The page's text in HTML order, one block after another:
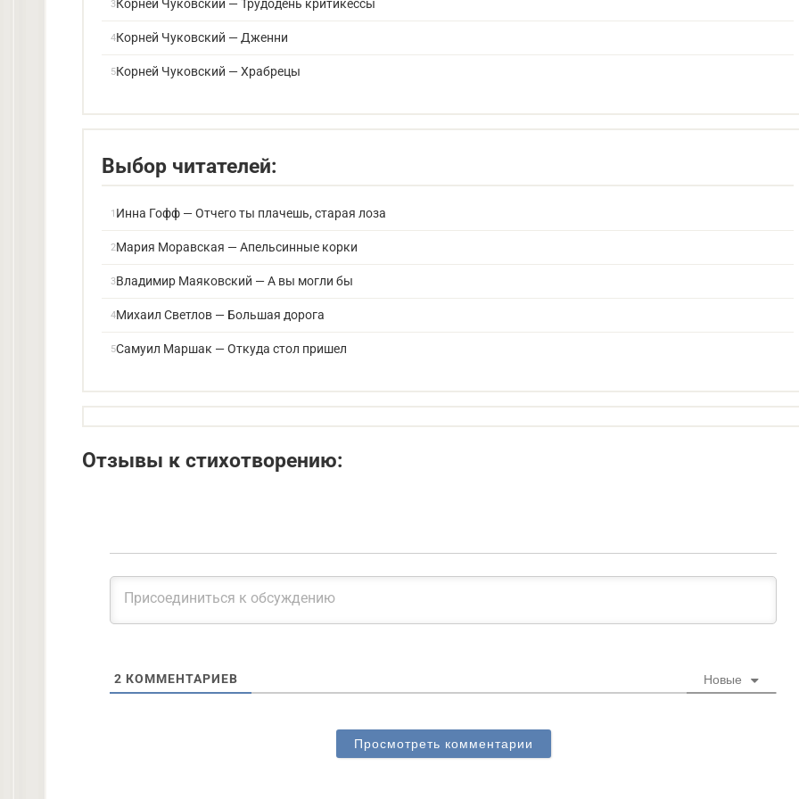
Корней Чуковский — Трудодень критикессы
Корней Чуковский — Дженни
Корней Чуковский — Храбрецы
Выбор читателей:
Инна Гофф — Отчего ты плачешь, старая лоза
Мария Моравская — Апельсинные корки
Владимир Маяковский — А вы могли бы
Михаил Светлов — Большая дорога
Самуил Маршак — Откуда стол пришел
Отзывы к стихотворению:
2 КОММЕНТАРИЕВ Новые
Просмотреть комментарии